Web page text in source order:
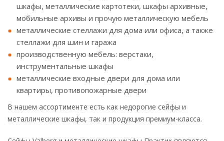
шкафы, металлические картотеки, шкафы архивные,
мобильные архивы и прочую металлическую мебель
металлические стеллажи для дома или офиса, а также
стеллажи для шин и гаража
производственную мебель: верстаки,
инструментальные шкафы
металлические входные двери для дома или
квартиры, противопожарные двери
В нашем ассортименте есть как недорогие сейфы и
металлические шкафы, так и продукция премиум-класса.